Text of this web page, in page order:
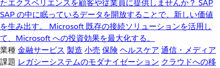
たエクスペリエンスを顧客や従業員に提供しませんか？ SAP
SAP の中に眠っているデータを開放することで、新しい価値
を生み出す。
Microsoft 既存の接続ソリューションを活用し
て、Microsoft への投資効果を最大化する。
業種金融サービス 製造 小売 保険 ヘルスケア 通信・メディア
課題 レガシーシステムのモダナイゼーション クラウドへの移